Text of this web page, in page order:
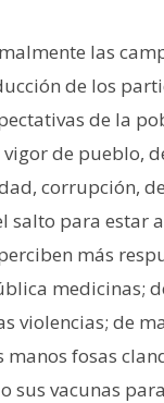
las
de los
de la
de pueblo,
corrupción,
salto para estar
más
medicinas;
violencias; de
fosas
sus vacunas